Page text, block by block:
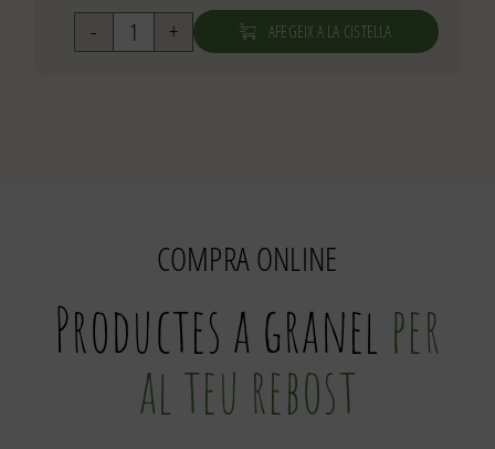
quantitat
AFEGEIX A LA CISTELLA
COMPRA ONLINE
Productes a granel per
al teu rebost